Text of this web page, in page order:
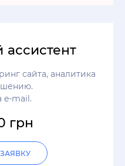
сайта, аналитика
e-mail.
грн